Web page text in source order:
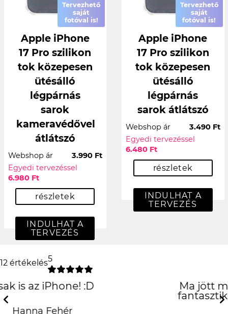
Tervezhető
saját
fotóval is!
Apple iPhone
17 Pro szilikon
tok közepesen
ütésálló
légpárnás
sarok
kameravédővel
átlátszó
Webshop ár
3.990 Ft
Egyedi tervezéssel
6.980 Ft
részletek
INDULHAT A
TERVEZÉS
Tervezhető
saját
fotóval is!
Apple iPhone
17 Pro szilikon
tok közepesen
ütésálló
légpárnás
sarok átlátszó
Webshop ár
3.490 Ft
Egyedi tervezéssel
6.480 Ft
részletek
INDULHAT A
TERVEZÉS
12 értékelés5
Ma jött meg a tokom és egyszerűen
fantasztikus! :D KÖSZI EGYEDIALMA!
Previous